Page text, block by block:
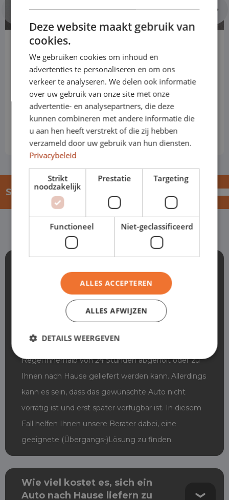
Toyota Yaris Cross
SUV
Automatisch
Preis basiert auf der Standardversion
von € 699
Ohne MwSt.
Sehen Sie sich das gesamte Sortiment an
oder Firmenwagen geliefert
werden?
Der große Vorteil von Shortleaseland ist, dass wir
bedeutet, dass ein PKW oder Firmenwagen in der
Regel innerhalb von 24 Stunden abgeholt oder zu
Ihnen nach Hause geliefert werden kann. Allerdings
kann es sein, dass das gewünschte Auto nicht
vorrätig ist und erst später verfügbar ist. In diesem
Fall helfen Ihnen unsere Berater dabei, eine
geeignete (Übergangs-)Lösung zu finden.
Wie viel kostet es, sich ein
Auto nach Hause liefern zu
Deze website maakt gebruik van
cookies.
We gebruiken cookies om inhoud en
advertenties te personaliseren en om ons
verkeer te analyseren. We delen ook informatie
over uw gebruik van onze site met onze
advertentie- en analysepartners, die deze
kunnen combineren met andere informatie die
u aan hen heeft verstrekt of die zij hebben
verzameld door uw gebruik van hun diensten.
Privacybeleid
Strikt
noodzakelijk
Prestatie Targeting
Functioneel Niet-geclassificeerd
ALLES ACCEPTEREN
ALLES AFWIJZEN
DETAILS WEERGEVEN